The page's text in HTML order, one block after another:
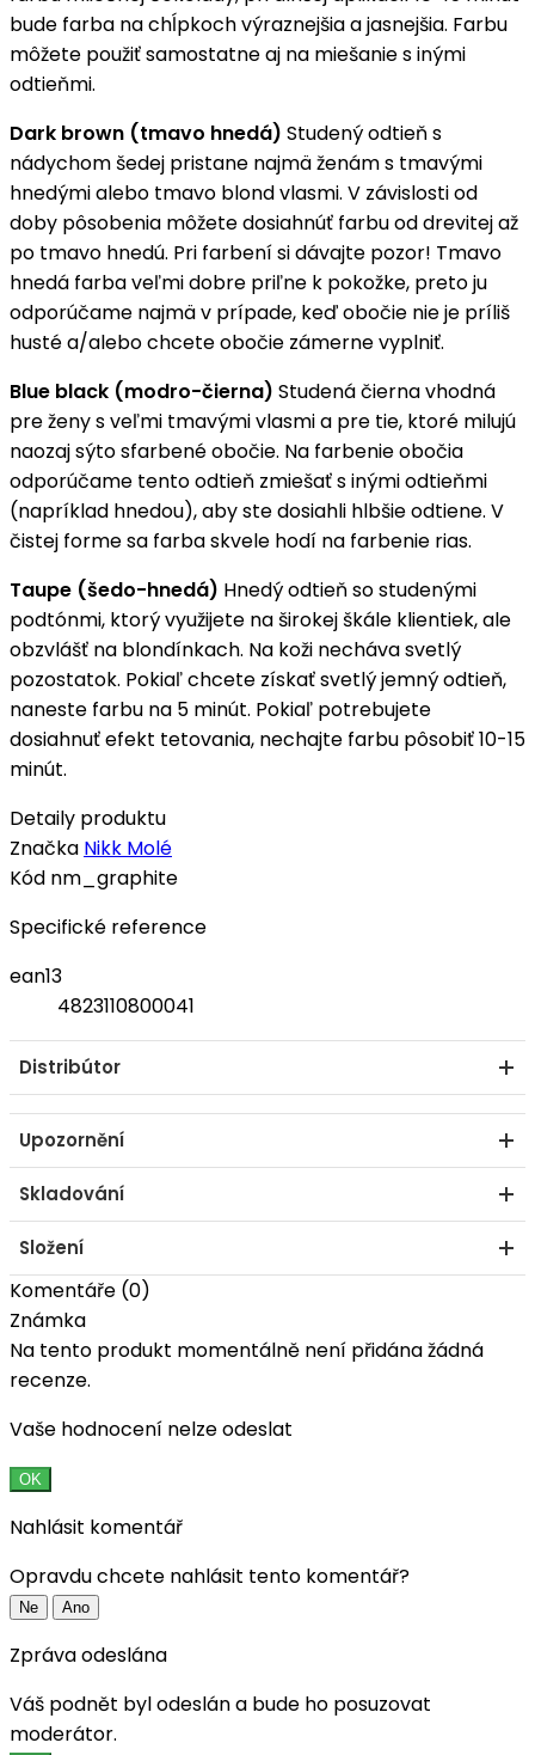
bude farba na chĺpkoch výraznejšia a jasnejšia. Farbu
môžete použiť samostatne aj na miešanie s inými
odtieňmi.
Dark brown (tmavo hnedá) Studený odtieň s
nádychom šedej pristane najmä ženám s tmavými
hnedými alebo tmavo blond vlasmi. V závislosti od
doby pôsobenia môžete dosiahnúť farbu od drevitej až
po tmavo hnedú. Pri farbení si dávajte pozor! Tmavo
hnedá farba veľmi dobre priľne k pokožke, preto ju
odporúčame najmä v prípade, keď obočie nie je príliš
husté a/alebo chcete obočie zámerne vyplniť.
Blue black (modro-čierna) Studená čierna vhodná
pre ženy s veľmi tmavými vlasmi a pre tie, ktoré milujú
naozaj sýto sfarbené obočie. Na farbenie obočia
odporúčame tento odtieň zmiešať s inými odtieňmi
(napríklad hnedou), aby ste dosiahli hlbšie odtiene. V
čistej forme sa farba skvele hodí na farbenie rias.
Taupe (šedo-hnedá) Hnedý odtieň so studenými
podtónmi, ktorý využijete na širokej škále klientiek, ale
obzvlášť na blondínkach. Na koži necháva svetlý
pozostatok. Pokiaľ chcete získať svetlý jemný odtieň,
naneste farbu na 5 minút. Pokiaľ potrebujete
dosiahnuť efekt tetovania, nechajte farbu pôsobiť 10-15
minút.
Detaily produktu
Značka Nikk Molé
Kód nm_graphite
Specifické reference
ean13
4823110800041
Distribútor
Upozornění
Skladování
Složení
Komentáře (0)
Známka
Na tento produkt momentálně není přidána žádná
recenze.
Vaše hodnocení nelze odeslat
OK
Nahlásit komentář
Opravdu chcete nahlásit tento komentář?
Ne Ano
Zpráva odeslána
Váš podnět byl odeslán a bude ho posuzovat
moderátor.